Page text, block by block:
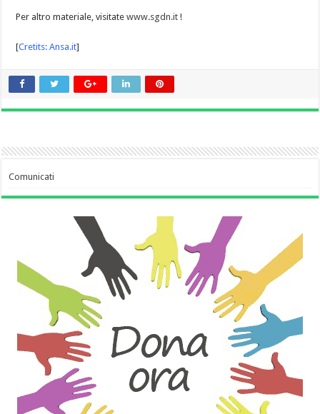
Per altro materiale, visitatewww.sgdn.it!
[Cretits: Ansa.it]
Comunicati